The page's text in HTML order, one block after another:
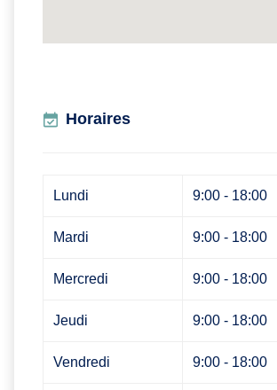
Horaires
Lundi 9:00 - 18:00
Mardi 9:00 - 18:00
Mercredi 9:00 - 18:00
Jeudi 9:00 - 18:00
Vendredi 9:00 - 18:00